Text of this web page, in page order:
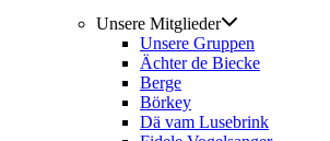
Unsere Mitglieder
Unsere Gruppen
Ächter de Biecke
Berge
Börkey
Dä vam Lusebrink